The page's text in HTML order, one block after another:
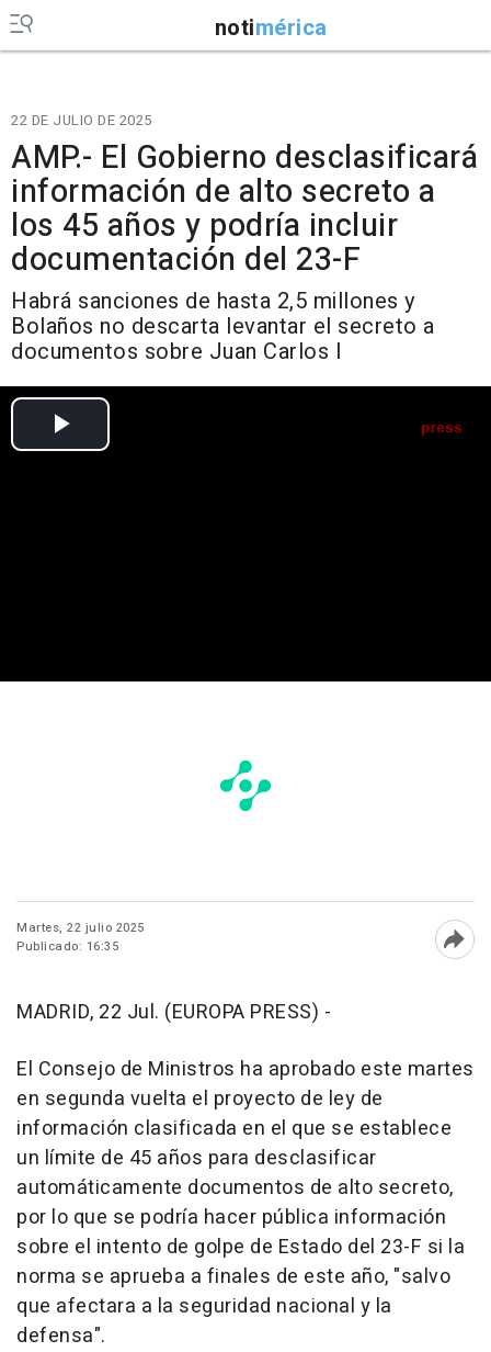
notimérica
22 DE JULIO DE 2025
AMP.- El Gobierno desclasificará
información de alto secreto a
los 45 años y podría incluir
documentación del 23-F
Habrá sanciones de hasta 2,5 millones y
Bolaños no descarta levantar el secreto a
documentos sobre Juan Carlos I
Martes, 22 julio 2025
Publicado: 16:35
MADRID, 22 Jul. (EUROPA PRESS) -
El Consejo de Ministros ha aprobado este martes
en segunda vuelta el proyecto de ley de
información clasificada en el que se establece
un límite de 45 años para desclasificar
automáticamente documentos de alto secreto,
por lo que se podría hacer pública información
sobre el intento de golpe de Estado del 23-F si la
norma se aprueba a finales de este año, "salvo
que afectara a la seguridad nacional y la
defensa".